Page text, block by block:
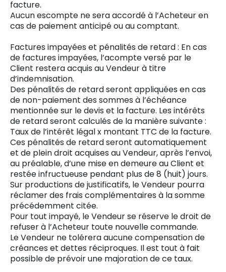
facture.
Aucun escompte ne sera accordé à l’Acheteur en
cas de paiement anticipé ou au comptant.
Factures impayées et pénalités de retard : En cas
de factures impayées, l’acompte versé par le
Client restera acquis au Vendeur à titre
d’indemnisation.
Des pénalités de retard seront appliquées en cas
de non-paiement des sommes à l’échéance
mentionnée sur le devis et la facture. Les intérêts
de retard seront calculés de la manière suivante :
Taux de l’intérêt légal x montant TTC de la facture.
Ces pénalités de retard seront automatiquement
et de plein droit acquises au Vendeur, après l’envoi,
au préalable, d’une mise en demeure au Client et
restée infructueuse pendant plus de 8 (huit) jours.
Sur productions de justificatifs, le Vendeur pourra
réclamer des frais complémentaires à la somme
précédemment citée.
Pour tout impayé, le Vendeur se réserve le droit de
refuser à l’Acheteur toute nouvelle commande.
Le Vendeur ne tolérera aucune compensation de
créances et dettes réciproques. Il est tout à fait
possible de prévoir une majoration de ce taux.